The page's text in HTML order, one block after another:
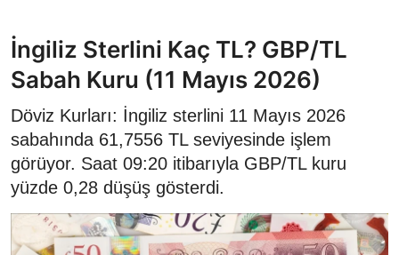
İngiliz Sterlini Kaç TL? GBP/TL
Sabah Kuru (11 Mayıs 2026)
Döviz Kurları: İngiliz sterlini 11 Mayıs 2026
sabahında 61,7556 TL seviyesinde işlem
görüyor. Saat 09:20 itibarıyla GBP/TL kuru
yüzde 0,28 düşüş gösterdi.